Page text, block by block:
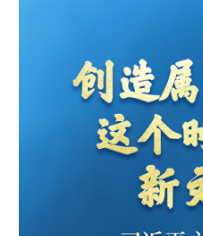
学术中国 乡村振兴
旅游
娱乐
一带一路